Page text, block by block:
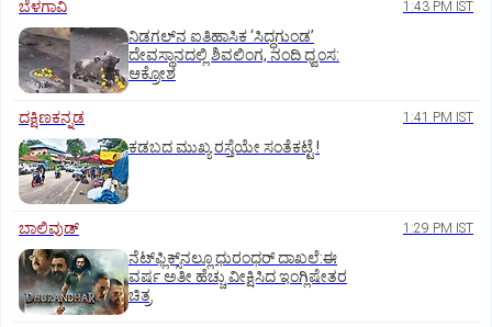
ಬೆಳಗಾವಿ 1:43 PM IST
ನಿಡಗಲ್‌ನ ಐತಿಹಾಸಿಕ ‘ಸಿದ್ಧಗುಂಡ’
ದೇವಸ್ಥಾನದಲ್ಲಿ ಶಿವಲಿಂಗ, ನಂದಿ ಧ್ವಂಸ:
ಆಕ್ರೋಶ
ದಕ್ಷಿಣಕನ್ನಡ 1:41 PM IST
ಕಡಬದ ಮುಖ್ಯ ರಸ್ತೆಯೇ ಸಂತೆಕಟ್ಟೆ !
ಬಾಲಿವುಡ್‌ 1:29 PM IST
ನೆಟ್‌ಫ್ಲಿಕ್ಸ್‌ನಲ್ಲೂ ಧುರಂಧರ್‌ ದಾಖಲೆ:ಈ
ವರ್ಷ ಅತೀ ಹೆಚ್ಚು ವೀಕ್ಷಿಸಿದ ಇಂಗ್ಲಿಷೇತರ
ಚಿತ್ರ